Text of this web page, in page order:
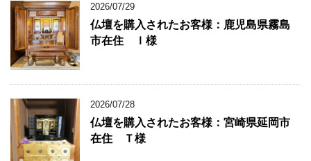
2026/07/29
仏壇を購入されたお客様：鹿児島県霧島
市在住 Ｉ様
2026/07/28
仏壇を購入されたお客様：宮崎県延岡市
在住 Ｔ様